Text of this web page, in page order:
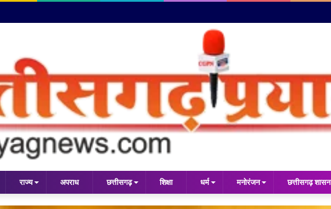
राज्य अपराध छत्तीसगढ़ शिक्षा धर्म मनोरंजन छत्तीसगढ़ शासन